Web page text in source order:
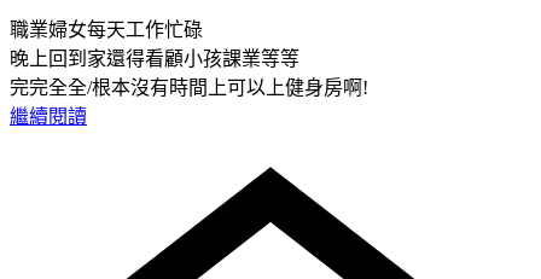
職業婦女每天工作忙碌
晚上回到家還得看顧小孩課業等等
完完全全/根本沒有時間上可以上健身房啊!
繼續閱讀